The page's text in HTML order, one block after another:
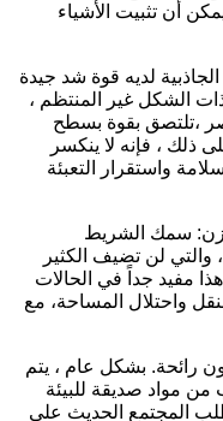
أن تثبيت الأشياء
لديه قوة شد جيدة
الشكل غير المنتظم ،
،تلتصق بقوة بسطح
ذلك ، فإنه لا ينكسر
واستقرار التعبئة
سمك الشريط
والتي لن تضيف الكثير
مفيد جداً في الحالات
واحتلال المساحة، مع
رائحة. بشكل عام ، يتم
مواد صديقة للبيئة
طلب المجتمع الحديث على